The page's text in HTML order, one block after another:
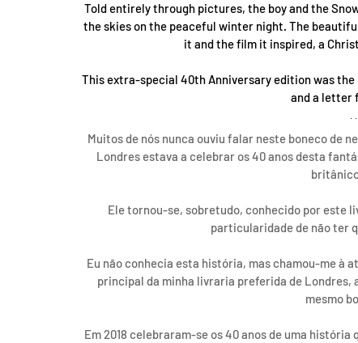
Told entirely through pictures, the boy and the
the skies on the peaceful winter night. The
it and the film it inspired, a
This extra-special 40th Anniversary edition was
and a letter
Muitos de nós nunca ouviu falar neste boneco de
Londres estava a celebrar os 40 anos desta
Ele tornou-se, sobretudo, conhecido por este
particularidade de não ter
Eu não conhecia esta história, mas chamou-me à
principal da minha livraria preferida de
mesmo
Em 2018 celebraram-se os 40 anos de uma